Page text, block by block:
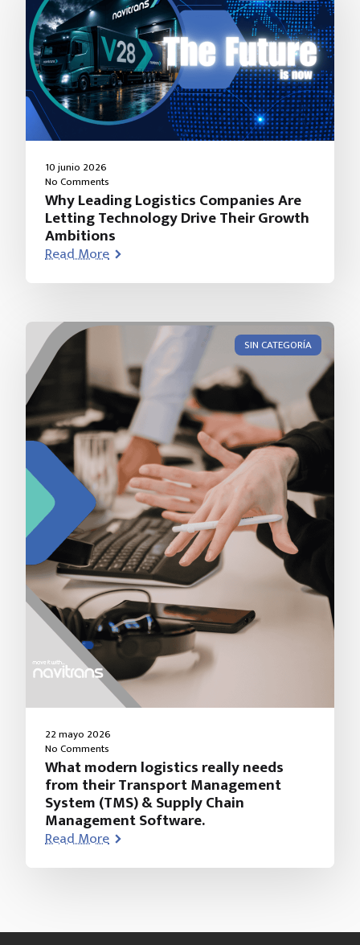
10 junio 2026
No Comments
Why Leading Logistics Companies Are
Letting Technology Drive Their Growth
Ambitions
Read More
SIN CATEGORÍA
22 mayo 2026
No Comments
What modern logistics really needs
from their Transport Management
System (TMS) & Supply Chain
Management Software.
Read More